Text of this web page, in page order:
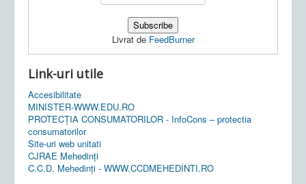
Livrat de FeedBurner
Link-uri utile
Accesibilitate
MINISTER-WWW.EDU.RO
PROTECȚIA CONSUMATORILOR - InfoCons – protectia
consumatorilor
Site-uri web unitati
CJRAE Mehedinți
C.C.D. Mehedinţi - WWW.CCDMEHEDINTI.RO